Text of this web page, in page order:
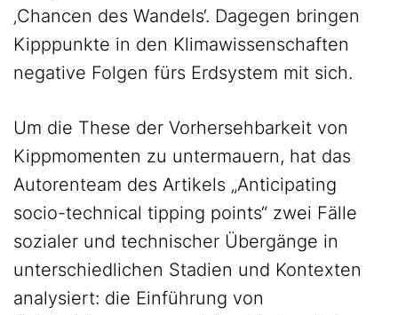
‚Chancen des Wandels‘. Dagegen bringen
Kipppunkte in den Klimawissenschaften
negative Folgen fürs Erdsystem mit sich.
Um die These der Vorhersehbarkeit von
Kippmomenten zu untermauern, hat das
Autorenteam des Artikels „Anticipating
socio-technical tipping points“ zwei Fälle
sozialer und technischer Übergänge in
unterschiedlichen Stadien und Kontexten
analysiert: die Einführung von